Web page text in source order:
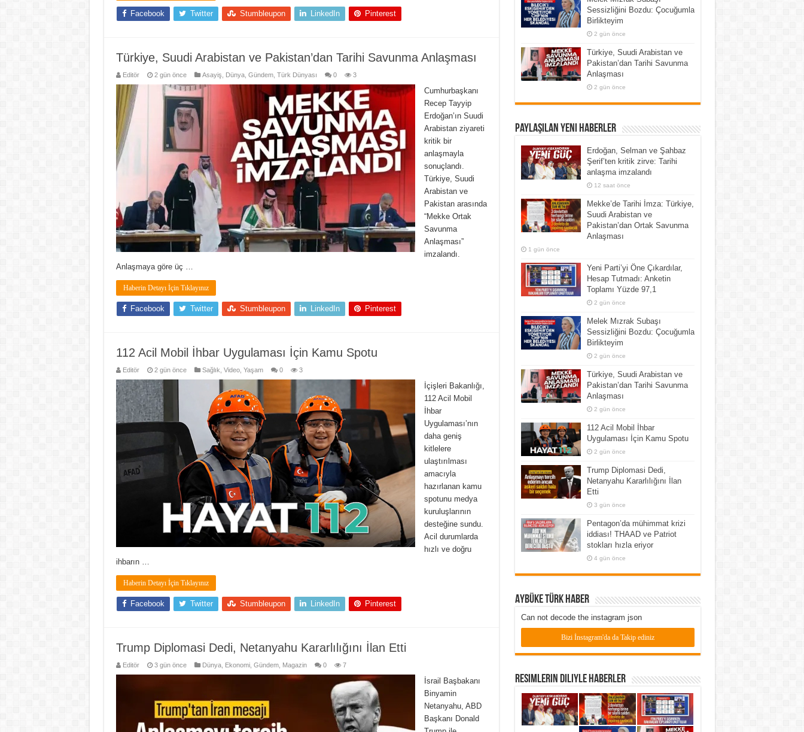
Facebook Twitter Stumbleupon LinkedIn Pinterest
Türkiye, Suudi Arabistan ve Pakistan’dan Tarihi Savunma Anlaşması
Editör 2 gün önce Asayiş, Dünya, Gündem, Türk Dünyası 0 3
Cumhurbaşkanı
Recep Tayyip
Erdoğan’ın Suudi
Arabistan ziyareti
kritik bir
anlaşmayla
sonuçlandı.
Türkiye, Suudi
Arabistan ve
Pakistan arasında
“Mekke Ortak
Savunma
Anlaşması”
imzalandı.
Anlaşmaya göre üç …
Haberin Detayı İçin Tıklayınız
Facebook Twitter Stumbleupon LinkedIn Pinterest
112 Acil Mobil İhbar Uygulaması İçin Kamu Spotu
Editör 2 gün önce Sağlık, Video, Yaşam 0 3
İçişleri Bakanlığı,
112 Acil Mobil
İhbar
Uygulaması’nın
daha geniş
kitlelere
ulaştırılması
amacıyla
hazırlanan kamu
spotunu medya
kuruluşlarının
desteğine sundu.
Acil durumlarda
hızlı ve doğru
ihbarın …
Haberin Detayı İçin Tıklayınız
Facebook Twitter Stumbleupon LinkedIn Pinterest
Trump Diplomasi Dedi, Netanyahu Kararlılığını İlan Etti
Editör 3 gün önce Dünya, Ekonomi, Gündem, Magazin 0 7
İsrail Başbakanı
Binyamin
Netanyahu, ABD
Başkanı Donald
Sessizliğini Bozdu: Çocuğumla
Birlikteyim
2 gün önce
Türkiye, Suudi Arabistan ve
Pakistan’dan Tarihi Savunma
Anlaşması
2 gün önce
Paylaşılan Yeni Haberler
Erdoğan, Selman ve Şahbaz
Şerif’ten kritik zirve: Tarihi
anlaşma imzalandı
12 saat önce
Mekke’de Tarihi İmza: Türkiye,
Suudi Arabistan ve
Pakistan’dan Ortak Savunma
Anlaşması
1 gün önce
Yeni Parti’yi Öne Çıkardılar,
Hesap Tutmadı: Anketin
Toplamı Yüzde 97,1
2 gün önce
Melek Mızrak Subaşı
Sessizliğini Bozdu: Çocuğumla
Birlikteyim
2 gün önce
Türkiye, Suudi Arabistan ve
Pakistan’dan Tarihi Savunma
Anlaşması
2 gün önce
112 Acil Mobil İhbar
Uygulaması İçin Kamu Spotu
2 gün önce
Trump Diplomasi Dedi,
Netanyahu Kararlılığını İlan
Etti
3 gün önce
Pentagon’da mühimmat krizi
iddiası! THAAD ve Patriot
stokları hızla eriyor
4 gün önce
Aybüke Türk Haber
Can not decode the instagram json
Bizi İnstagram'da da Takip ediniz
Resimlerin Diliyle Haberler